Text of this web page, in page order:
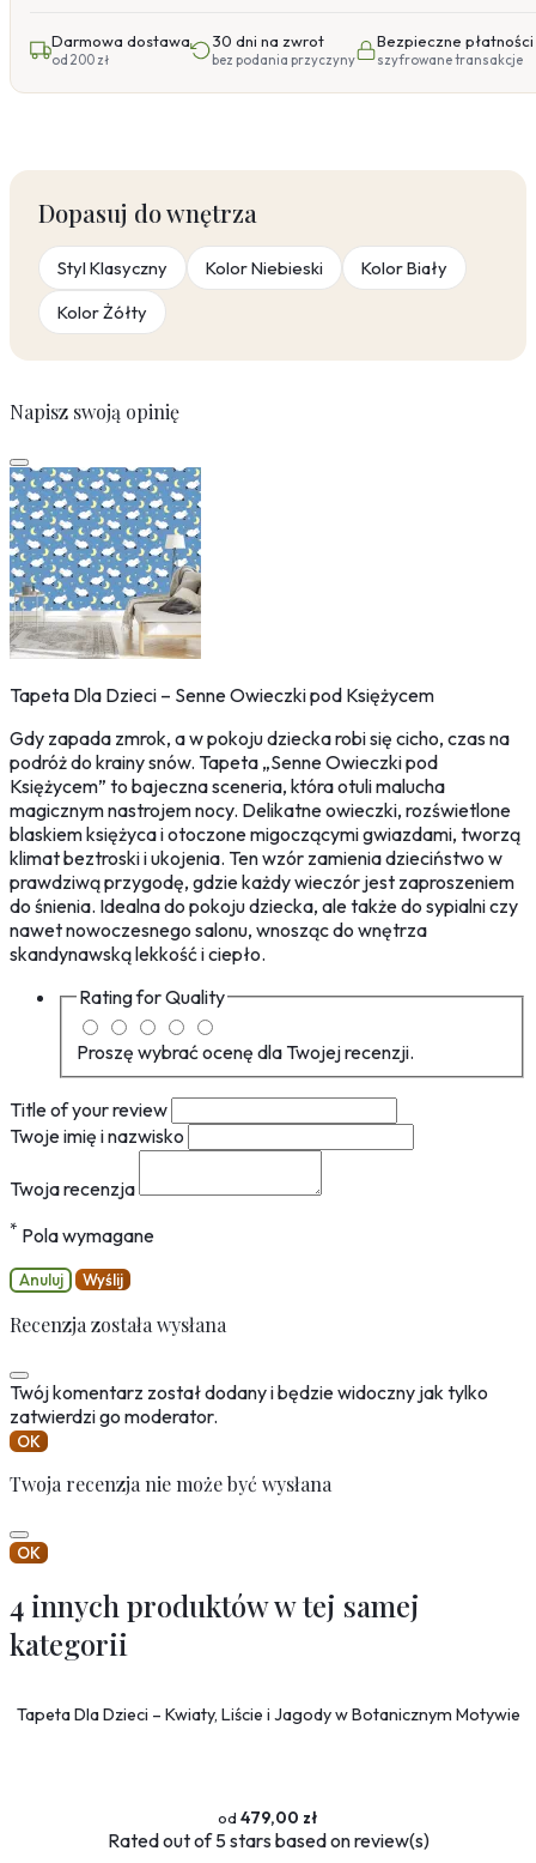
Darmowa dostawa
od 200 zł
30 dni na zwrot
bez podania przyczyny
Bezpieczne płatności
szyfrowane transakcje
Dopasuj do wnętrza
Styl Klasyczny Kolor Niebieski
Kolor Biały
Kolor Żółty
Napisz swoją opinię
Tapeta Dla Dzieci – Senne Owieczki pod Księżycem
Gdy zapada zmrok, a w pokoju dziecka robi się cicho, czas na
podróż do krainy snów. Tapeta „Senne Owieczki pod
Księżycem” to bajeczna sceneria, która otuli malucha
magicznym nastrojem nocy. Delikatne owieczki, rozświetlone
blaskiem księżyca i otoczone migoczącymi gwiazdami, tworzą
klimat beztroski i ukojenia. Ten wzór zamienia dzieciństwo w
prawdziwą przygodę, gdzie każdy wieczór jest zaproszeniem
do śnienia. Idealna do pokoju dziecka, ale także do sypialni czy
nawet nowoczesnego salonu, wnosząc do wnętrza
skandynawską lekkość i ciepło.
Rating forQuality
Proszę wybrać ocenę dla Twojej recenzji.
Title of your review
Twoje imię i nazwisko
Twoja recenzja
* Pola wymagane
Anuluj Wyślij
Recenzja została wysłana
Twój komentarz został dodany i będzie widoczny jak tylko
zatwierdzi go moderator.
OK
Twoja recenzja nie może być wysłana
OK
4 innych produktów w tej samej
kategorii
Tapeta Dla Dzieci – Kwiaty, Liście i Jagody w Botanicznym Motywie
479,00 zł
Ratedout of 5 stars based onreview(s)